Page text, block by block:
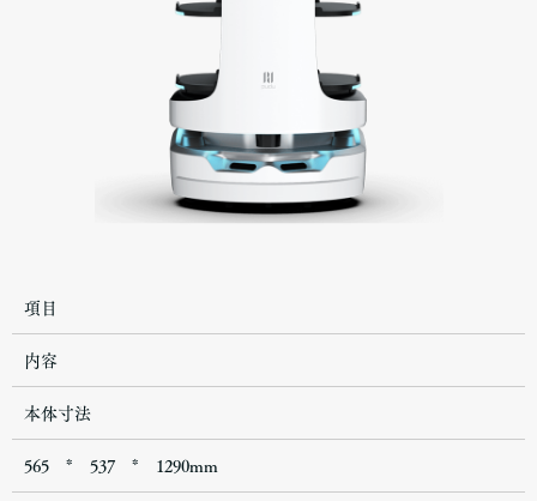
項目
内容
本体寸法
565 * 537 * 1290mm